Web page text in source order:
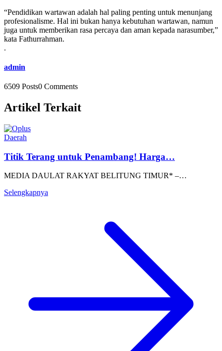
“Pendidikan wartawan adalah hal paling penting untuk menunjang
profesionalisme. Hal ini bukan hanya kebutuhan wartawan, namun
juga untuk memberikan rasa percaya dan aman kepada narasumber,”
kata Fathurrahman.
.
admin
6509 Posts0 Comments
Artikel Terkait
Daerah
Titik Terang untuk Penambang! Harga…
MEDIA DAULAT RAKYAT BELITUNG TIMUR* –…
Selengkapnya